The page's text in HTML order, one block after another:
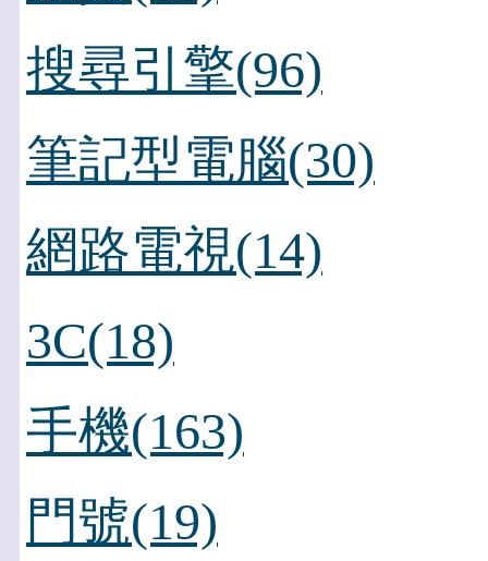
搜尋引擎(96)
筆記型電腦(30)
網路電視(14)
3C(18)
手機(163)
門號(19)